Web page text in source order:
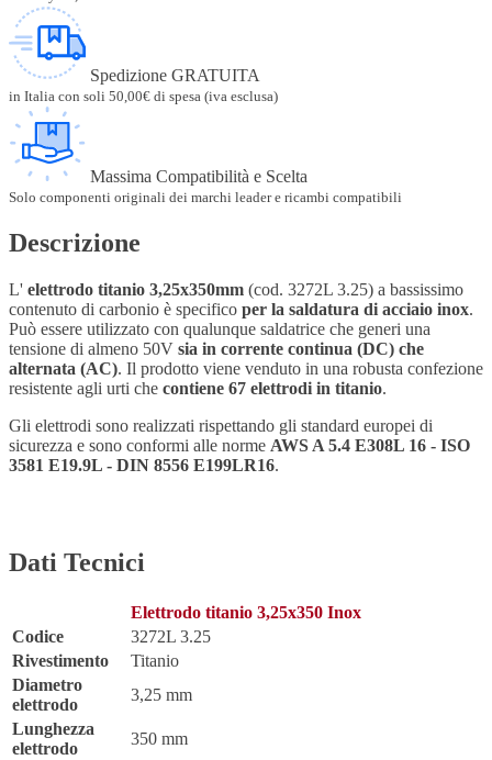
Spedizione GRATUITA
in Italia con soli 50,00€ di spesa (iva esclusa)
Massima Compatibilità e Scelta
Solo componenti originali dei marchi leader e ricambi compatibili
Descrizione
L' elettrodo titanio 3,25x350mm (cod. 3272L 3.25) a bassissimo
contenuto di carbonio è specifico per la saldatura di acciaio inox.
Può essere utilizzato con qualunque saldatrice che generi una
tensione di almeno 50V sia in corrente continua (DC) che
alternata (AC). Il prodotto viene venduto in una robusta confezione
resistente agli urti che contiene 67 elettrodi in titanio.
Gli elettrodi sono realizzati rispettando gli standard europei di
sicurezza e sono conformi alle norme AWS A 5.4 E308L 16 - ISO
3581 E19.9L - DIN 8556 E199LR16.
Dati Tecnici
Elettrodo titanio 3,25x350 Inox
Codice
3272L 3.25
Rivestimento
Titanio
Diametro
elettrodo
3,25 mm
Lunghezza
elettrodo
350 mm